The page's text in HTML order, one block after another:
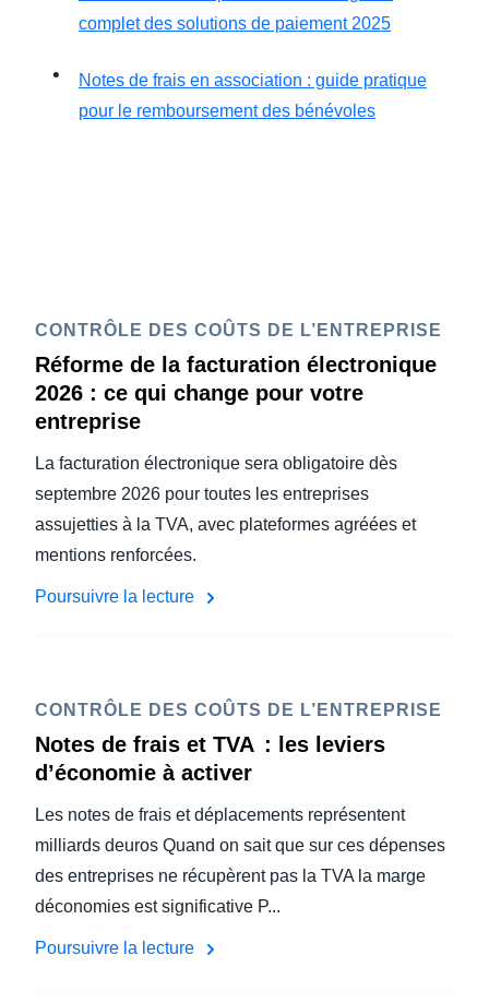
complet des solutions de paiement 2025
Notes de frais en association : guide pratique
pour le remboursement des bénévoles
CONTRÔLE DES COÛTS DE L’ENTREPRISE
Réforme de la facturation électronique
2026 : ce qui change pour votre
entreprise
La facturation électronique sera obligatoire dès
septembre 2026 pour toutes les entreprises
assujetties à la TVA, avec plateformes agréées et
mentions renforcées.
Poursuivre la lecture
CONTRÔLE DES COÛTS DE L’ENTREPRISE
Notes de frais et TVA : les leviers
d’économie à activer
Les notes de frais et déplacements représentent
milliards deuros Quand on sait que sur ces dépenses
des entreprises ne récupèrent pas la TVA la marge
déconomies est significative P...
Poursuivre la lecture